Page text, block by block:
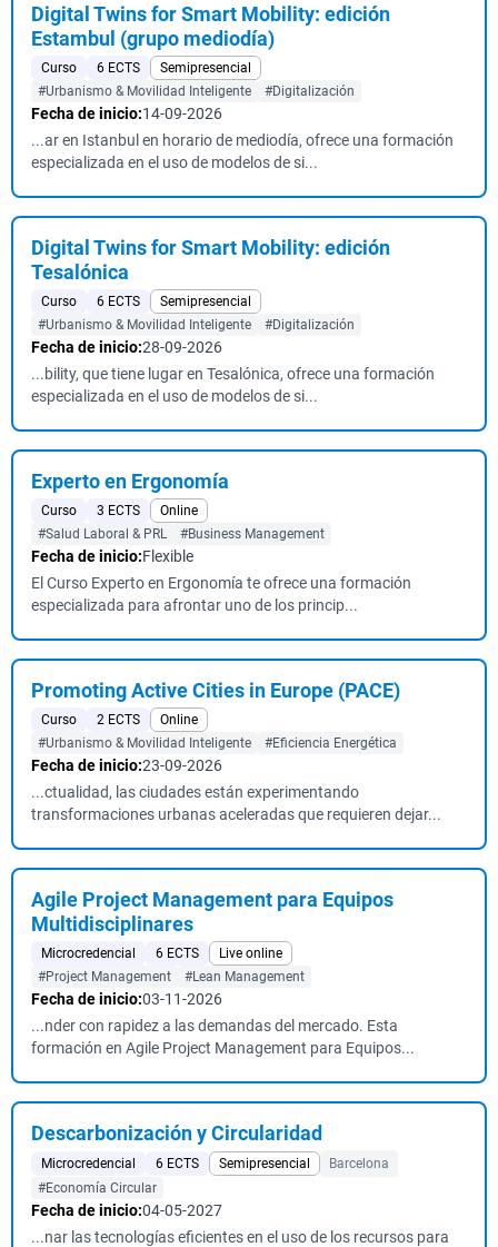
Digital Twins for Smart Mobility: edición
Estambul (grupo mediodía)
Curso 6 ECTS
Semipresencial
#Urbanismo & Movilidad Inteligente
#Digitalización
Fecha de inicio:14-09-2026
...ar en Istanbul en horario de mediodía, ofrece una formación
especializada en el uso de modelos de si...
Digital Twins for Smart Mobility: edición
Tesalónica
Curso 6 ECTS
Semipresencial
#Urbanismo & Movilidad Inteligente
#Digitalización
Fecha de inicio:28-09-2026
...bility, que tiene lugar en Tesalónica, ofrece una formación
especializada en el uso de modelos de si...
Experto en Ergonomía
Curso 3 ECTS
Online
#Salud Laboral & PRL
#Business Management
Fecha de inicio:Flexible
El Curso Experto en Ergonomía te ofrece una formación
especializada para afrontar uno de los princip...
Promoting Active Cities in Europe (PACE)
Curso 2 ECTS
Online
#Urbanismo & Movilidad Inteligente
#Eficiencia Energética
Fecha de inicio:23-09-2026
...ctualidad, las ciudades están experimentando
transformaciones urbanas aceleradas que requieren dejar...
Agile Project Management para Equipos
Multidisciplinares
Microcredencial 6 ECTS
Live online
#Project Management
#Lean Management
Fecha de inicio:03-11-2026
...nder con rapidez a las demandas del mercado. Esta
formación en Agile Project Management para Equipos...
Descarbonización y Circularidad
Microcredencial 6 ECTS Semipresencial
Barcelona
#Economía Circular
Fecha de inicio:04-05-2027
...nar las tecnologías eficientes en el uso de los recursos para